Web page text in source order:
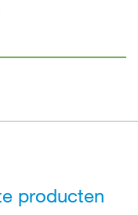
producten